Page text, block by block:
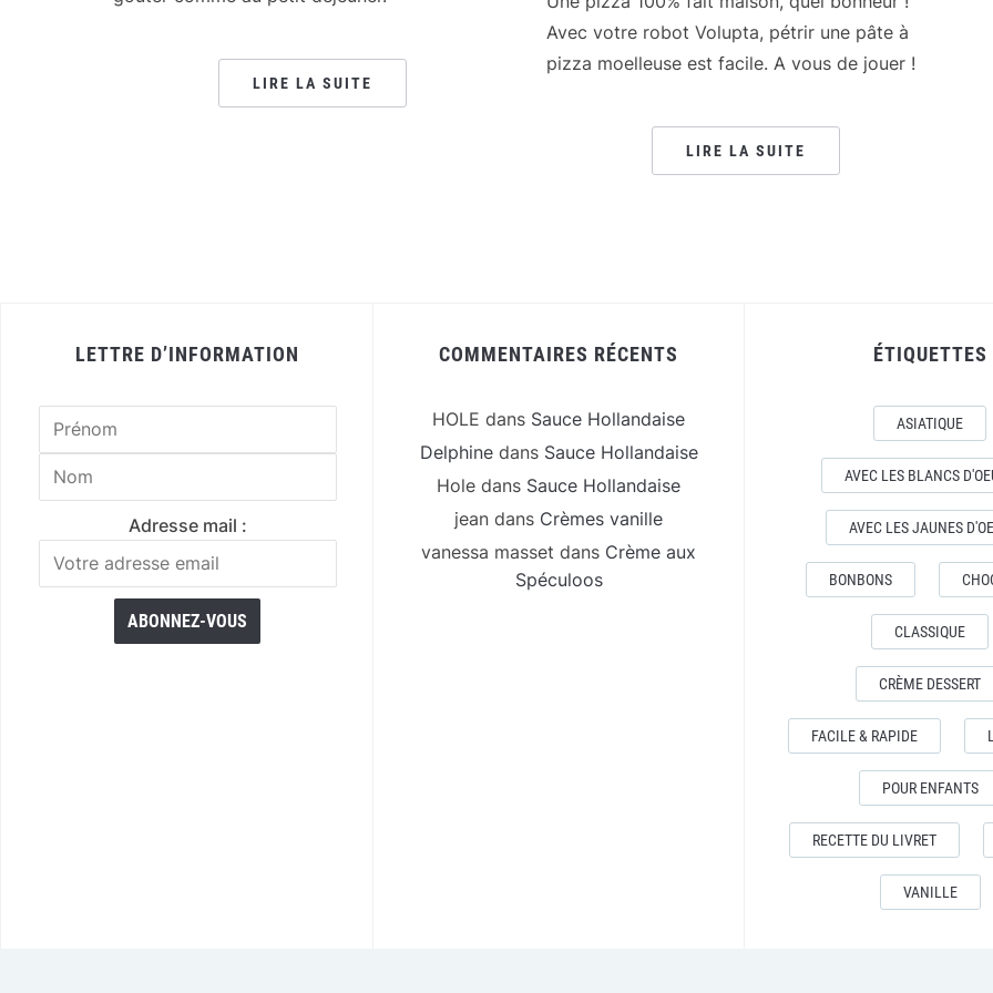
LIRE LA SUITE
Avec votre robot Volupta, pétrir une pâte à
pizza moelleuse est facile. A vous de jouer !
LIRE LA SUITE
LETTRE D’INFORMATION
Adresse mail :
COMMENTAIRES RÉCENTS
HOLE dans Sauce Hollandaise
Delphinedans Sauce Hollandaise
Hole dans Sauce Hollandaise
jean dans Crèmes vanille
vanessa masset dans Crème aux
Spéculoos
ÉTIQUETTES
ASIATIQUE
AVEC LES BLANCS
AVEC LES JAUNES
BONBONS
CLASSIQUE
CRÈME DESSERT
FACILE & RAPIDE
POUR ENFANTS
RECETTE DU LIVRET
VANILLE